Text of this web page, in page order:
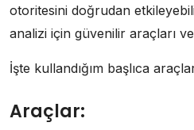
otoritesini doğrudan
analizi için güvenilir araçları
İşte kullandığım başlıca
Araçlar: